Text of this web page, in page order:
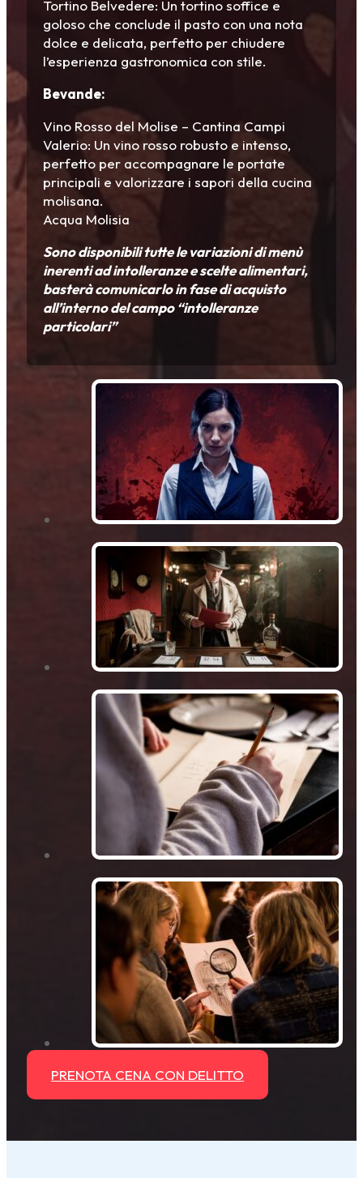
Tortino Belvedere: Un tortino soffice e
goloso che conclude il pasto con una nota
dolce e delicata, perfetto per chiudere
l’esperienza gastronomica con stile.
Bevande:
Vino Rosso del Molise – Cantina Campi
Valerio: Un vino rosso robusto e intenso,
perfetto per accompagnare le portate
principali e valorizzare i sapori della cucina
molisana.
Acqua Molisia
Sono disponibili tutte le variazioni di menù
inerenti ad intolleranze e scelte alimentari,
basterà comunicarlo in fase di acquisto
all’interno del campo “intolleranze
particolari”
PRENOTA CENA CON DELITTO